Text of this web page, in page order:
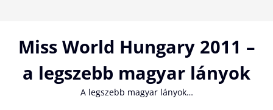
contentMiss World Hungary 2011 –
a legszebb magyar lányok
A legszebb magyar lányok…